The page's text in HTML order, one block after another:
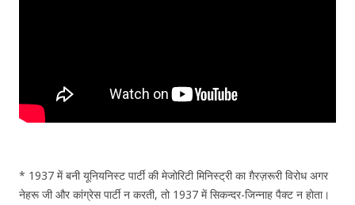
* 1937 में बनी यूनियनिस्ट पार्टी की मेजोरिटी मिनिस्ट्री का ग़ैरज़रूरी विरोध अगर
नेहरू जी और कांग्रेस पार्टी न करती, तो 1937 में सिकन्दर-जिन्नाह पैक्ट न होता।